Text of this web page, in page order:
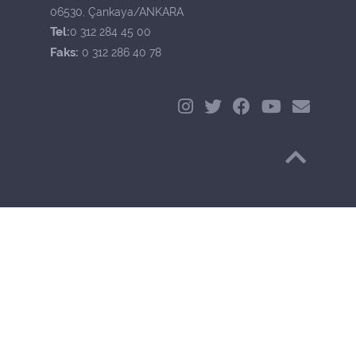
06530, Çankaya/ANKARA
Tel:0 312 284 45 00
Faks: 0 312 286 40 78